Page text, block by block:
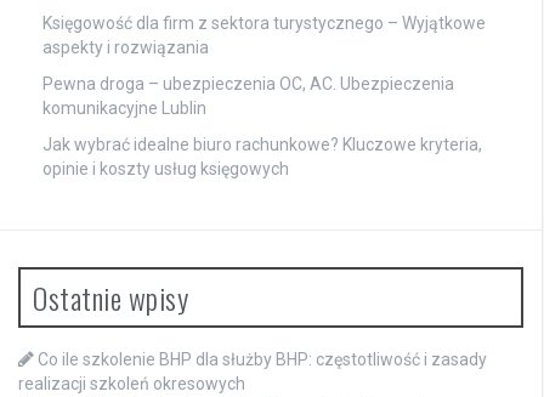
Księgowość dla firm z sektora turystycznego – Wyjątkowe
aspekty i rozwiązania
Pewna droga – ubezpieczenia OC, AC. Ubezpieczenia
komunikacyjne Lublin
Jak wybrać idealne biuro rachunkowe? Kluczowe kryteria,
opinie i koszty usług księgowych
Ostatnie wpisy
Co ile szkolenie BHP dla służby BHP: częstotliwość i zasady
realizacji szkoleń okresowych